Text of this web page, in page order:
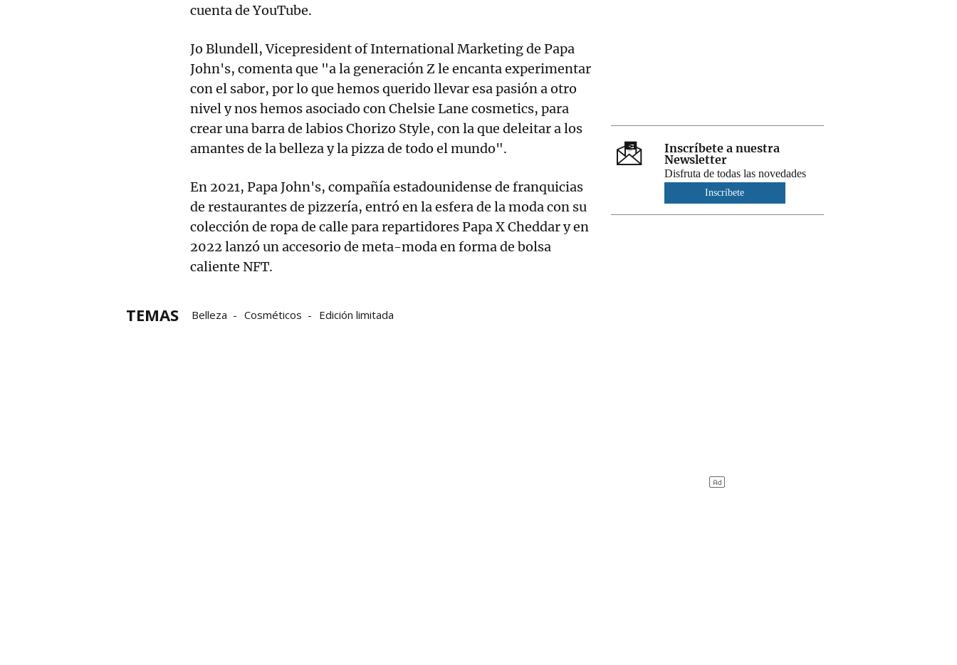
cuenta de YouTube.
Jo Blundell, Vicepresident of International Marketing de Papa
John's, comenta que "a la generación Z le encanta experimentar
con el sabor, por lo que hemos querido llevar esa pasión a otro
nivel y nos hemos asociado con Chelsie Lane cosmetics, para
crear una barra de labios Chorizo Style, con la que deleitar a los
amantes de la belleza y la pizza de todo el mundo".
En 2021, Papa John's, compañía estadounidense de franquicias
de restaurantes de pizzería, entró en la esfera de la moda con su
colección de ropa de calle para repartidores Papa X Cheddar y en
2022 lanzó un accesorio de meta-moda en forma de bolsa
caliente NFT.
TEMAS Belleza Cosméticos Edición limitada
Inscríbete a nuestra
Newsletter
Disfruta de todas las novedades
Inscríbete